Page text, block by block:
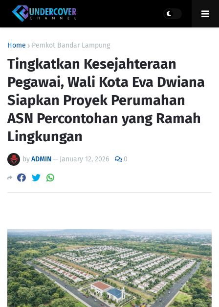
Home Pemkot Bandar Lampung
Tingkatkan Kesejahteraan
Pegawai, Wali Kota Eva Dwiana
Siapkan Proyek Perumahan
ASN Percontohan yang Ramah
Lingkungan
byADMIN— January 12, 2026 0